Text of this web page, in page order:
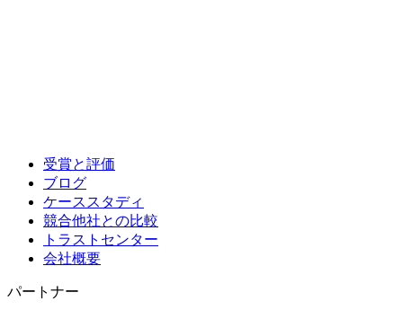
受賞と評価
ブログ
ケーススタディ
競合他社との比較
トラストセンター
会社概要
パートナー